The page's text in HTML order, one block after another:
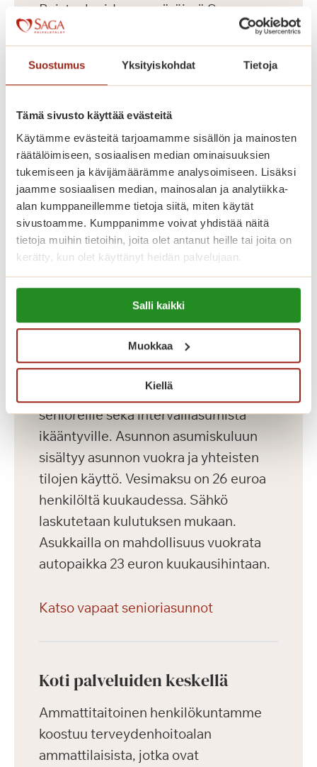
Suostumus Yksityiskohdat Tietoja
Tämä sivusto käyttää evästeitä
Käytämme evästeitä tarjoamamme sisällön ja mainosten
räätälöimiseen, sosiaalisen median ominaisuuksien
tukemiseen ja kävijämäärämme analysoimiseen. Lisäksi
jaamme sosiaalisen median, mainosalan ja analytiikka-
alan kumppaneillemme tietoja siitä, miten käytät
sivustoamme. Kumppanimme voivat yhdistää näitä
tietoja muihin tietoihin, joita olet antanut heille tai joita on
kerätty, kun olet käyttänyt heidän palvelujaan.
Lue lisää evästeistä:
https://sagacare.fi/evasteet/
Salli kaikki
Muokkaa
Kiellä
Puistoalueiden ympäröimä Saga
Kaskenniitty on rakennettu avarasti.
Kodinomaisessa ja aktiivisessa
palvelutalossa on 207 parvekkeellista
omassa kodissasi, jonka voit sisustaa
mieleiseksesi. Kaikissa
senioriasunnoissa on ilmava
pohjaratkaisu, nykyaikainen keittiö,
esteetön kylpyhuone ja turvapuhelin.
Viihtyisissä yhteistiloissa ovat upeat
talvipuutarhat, ravintoloita, kirjasto,
saunaosasto sisä- ja ulkoaltaineen.
Saga-palvelutalon asunnoissa asut
turvallisesti ja saat apua aina, kun sitä
tarvitset.
Saga Kaskenniitty tarjoaa viihtyisää ja
laadukasta vuokra-asumista aktiivisille
senioreille sekä intervalliasumista
ikääntyville. Asunnon asumiskuluun
sisältyy asunnon vuokra ja yhteisten
tilojen käyttö. Vesimaksu on 26 euroa
henkilöltä kuukaudessa. Sähkö
laskutetaan kulutuksen mukaan.
Asukkailla on mahdollisuus vuokrata
autopaikka 23 euron kuukausihintaan.
Katso vapaat senioriasunnot
Koti palveluiden keskellä
Ammattitaitoinen henkilökuntamme
koostuu terveydenhoitoalan
ammattilaisista, jotka ovat